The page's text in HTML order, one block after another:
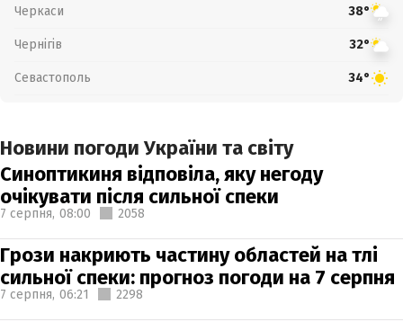
Черкаси 38°
Чернігів 32°
Севастополь 34°
Новини погоди України та світу
Синоптикиня відповіла, яку негоду
очікувати після сильної спеки
7 серпня, 08:00 2058
Грози накриють частину областей на тлі
сильної спеки: прогноз погоди на 7 серпня
7 серпня, 06:21 2298